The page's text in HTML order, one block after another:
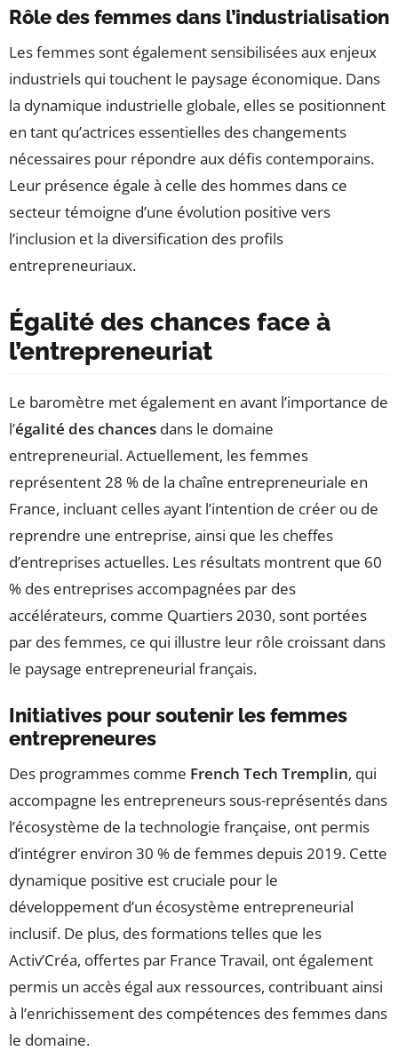
Rôle des femmes dans l’industrialisation
Les femmes sont également sensibilisées aux enjeux
industriels qui touchent le paysage économique. Dans
la dynamique industrielle globale, elles se positionnent
en tant qu’actrices essentielles des changements
nécessaires pour répondre aux défis contemporains.
Leur présence égale à celle des hommes dans ce
secteur témoigne d’une évolution positive vers
l’inclusion et la diversification des profils
entrepreneuriaux.
Égalité des chances face à
l’entrepreneuriat
Le baromètre met également en avant l’importance de
l’égalité des chances dans le domaine
entrepreneurial. Actuellement, les femmes
représentent 28 % de la chaîne entrepreneuriale en
France, incluant celles ayant l’intention de créer ou de
reprendre une entreprise, ainsi que les cheffes
d’entreprises actuelles. Les résultats montrent que 60
% des entreprises accompagnées par des
accélérateurs, comme Quartiers 2030, sont portées
par des femmes, ce qui illustre leur rôle croissant dans
le paysage entrepreneurial français.
Initiatives pour soutenir les femmes
entrepreneures
Des programmes comme French Tech Tremplin, qui
accompagne les entrepreneurs sous-représentés dans
l’écosystème de la technologie française, ont permis
d’intégrer environ 30 % de femmes depuis 2019. Cette
dynamique positive est cruciale pour le
développement d’un écosystème entrepreneurial
inclusif. De plus, des formations telles que les
Activ’Créa, offertes par France Travail, ont également
permis un accès égal aux ressources, contribuant ainsi
à l’enrichissement des compétences des femmes dans
le domaine.